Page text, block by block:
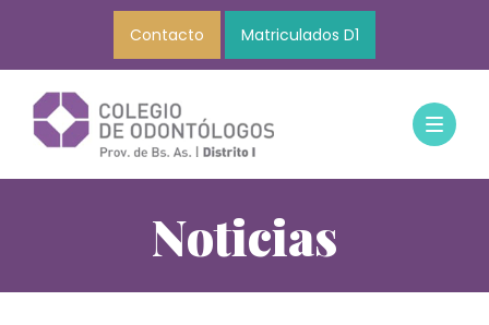
Contacto Matriculados D1
Noticias